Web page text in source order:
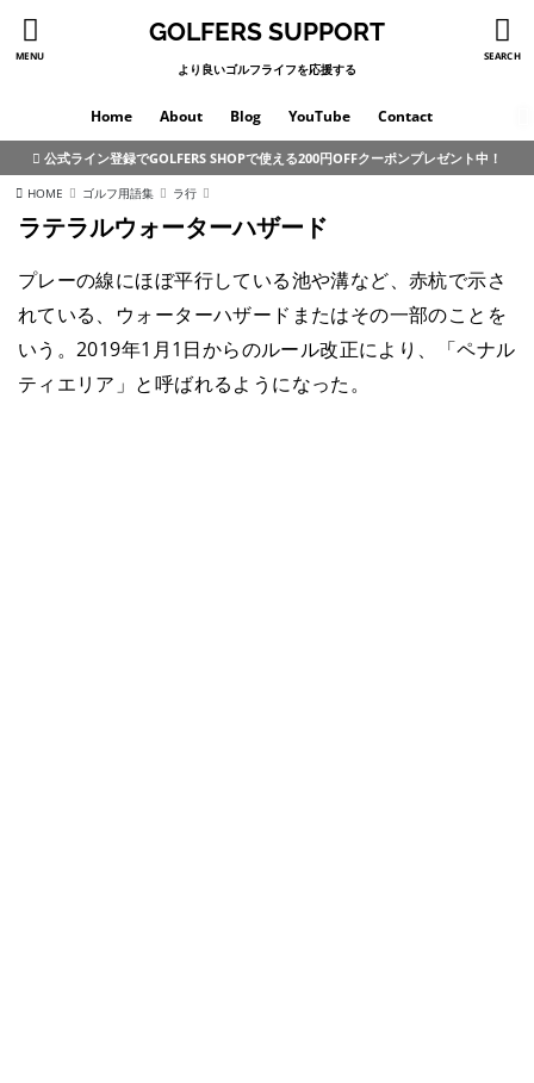
MENU SEARCH
GOLFERS SUPPORT
より良いゴルフライフを応援する
Home About Blog YouTube Contact
公式ライン登録でGOLFERS SHOPで使える200円OFFクーポンプレゼント中！
HOME ゴルフ用語集 ラ行
ラテラルウォーターハザード
プレーの線にほぼ平行している池や溝など、赤杭で示さ
れている、ウォーターハザードまたはその一部のことを
いう。2019年1月1日からのルール改正により、「ペナル
ティエリア」と呼ばれるようになった。